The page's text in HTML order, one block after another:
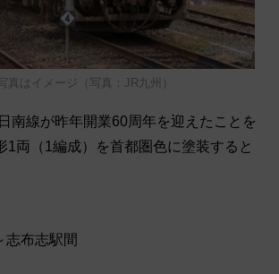
真はイメージ（写真：JR九州）
南線が昨年開業60周年を迎えたことを
1両（1編成）を首都圏色に塗装すると
布志駅間